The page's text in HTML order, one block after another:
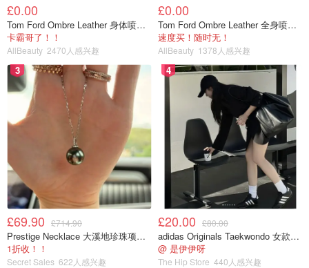
£0.00
Tom Ford Ombre Leather 身体喷雾 150ml
卡霸哥了！！
AllBeauty 2470人感兴趣
£0.00
Tom Ford Ombre Leather 全身喷雾 150ml
速度买！随时无！
AllBeauty 1378人感兴趣
3
£69.90 £714.90
Prestige Necklace 大溪地珍珠项链 10-11mm
1折收！！
Secret Sales 622人感兴趣
4
£20.00 £80.00
adidas Originals Taekwondo 女款黑色运动鞋
@ 是伊伊呀
The Hip Store 440人感兴趣